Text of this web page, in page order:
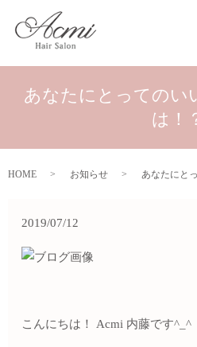
あなたにとってのい
は！
HOME お知らせ あなたにと
2019/07/12
こんにちは！ Acmi 内藤です^_^